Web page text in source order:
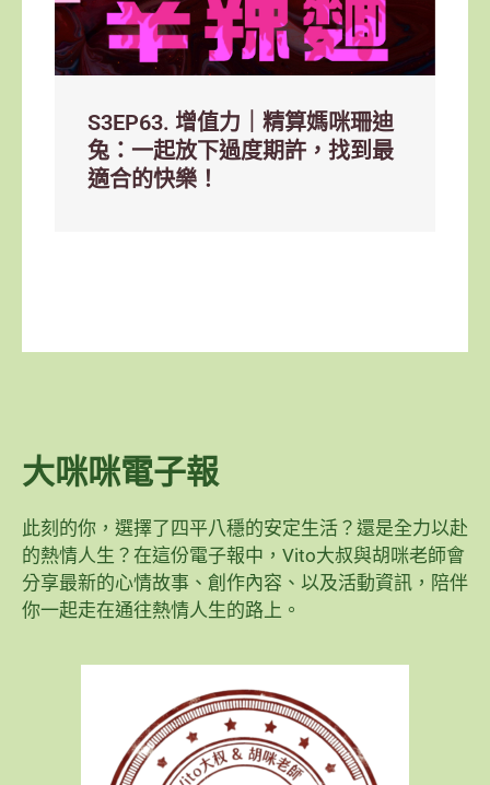
S3EP63. 增值力｜精算媽咪珊迪
兔：一起放下過度期許，找到最
適合的快樂！
大咪咪電子報
此刻的你，選擇了四平八穩的安定生活？還是全力以赴
的熱情人生？在這份電子報中，Vito大叔與胡咪老師會
分享最新的心情故事、創作內容、以及活動資訊，陪伴
你一起走在通往熱情人生的路上。